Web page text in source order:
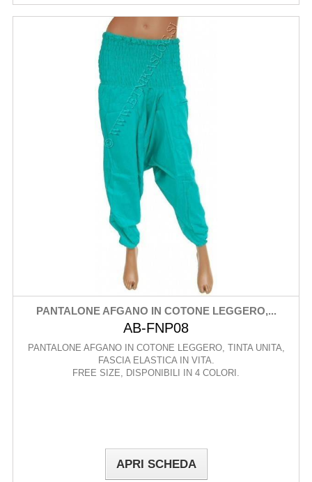
PANTALONE AFGANO IN COTONE LEGGERO,...
AB-FNP08
PANTALONE AFGANO IN COTONE LEGGERO, TINTA UNITA,
FASCIA ELASTICA IN VITA.
FREE SIZE, DISPONIBILI IN 4 COLORI.
APRI SCHEDA